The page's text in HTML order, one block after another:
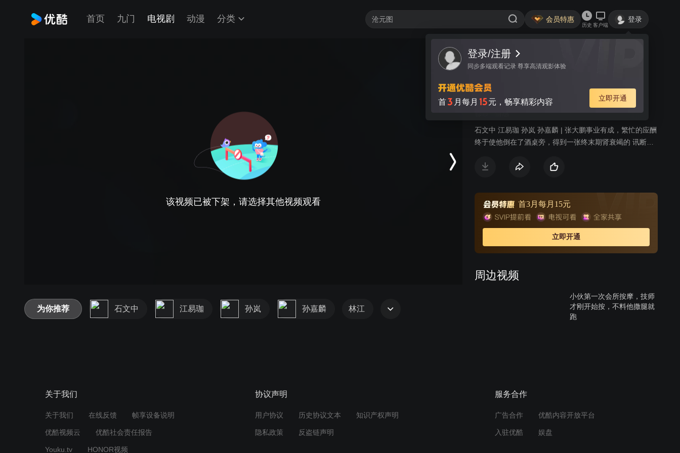
首页 九门 电视剧 动漫 分类 会员特惠
历史 客户端
登录
登录/注册
同步多端观看记录 尊享高清观影体验
首3 月每月 15元，畅享精彩内容 立即开通
该视频已被下架，请选择其他视频观看
视频 讨论
为爱放手
石文中 江易珈 孙岚 孙嘉麟 | 张大鹏事业有成，繁忙的应酬
终于使他倒在了酒桌旁，得到一张终末期肾衰竭的 讯断
的张找到了唯一的肾源刘铁锤却意外殒命。张被刘铁锤养
出一颗肾。就在此时，张的 部属郑军在与刘夺取女友的 赌
局中不慎用仿真枪将本身打去世。刘也因存心杀人罪入
狱。为了救刘俊晖，更为了救本身，张不惜齐备为刘洗刷
罪名，终未果。行刑前，刘母到狱中看望儿子，发明 张竟
是刘俊晖的生父。张悔恨莫及。戚晓峰举行观察，证实刘
会，并将本身的 肝脏捐给了与本身同血型的肝病患者。
首3月每月15元
立即开通
周边视频
小伙第一次会所按摩，技师
才刚开始按，不料他撒腿就
跑
见重要证人
为你推荐 石文中 江易珈 孙岚 孙嘉麟 林江
关于我们
关于我们 在线反馈 帧享设备说明
优酷视频云 优酷社会责任报告
Youku.tv HONOR视频
协议声明
用户协议 历史协议文本 知识产权声明
隐私政策 反盗链声明
服务合作
广告合作 优酷内容开放平台
入驻优酷 娱盘